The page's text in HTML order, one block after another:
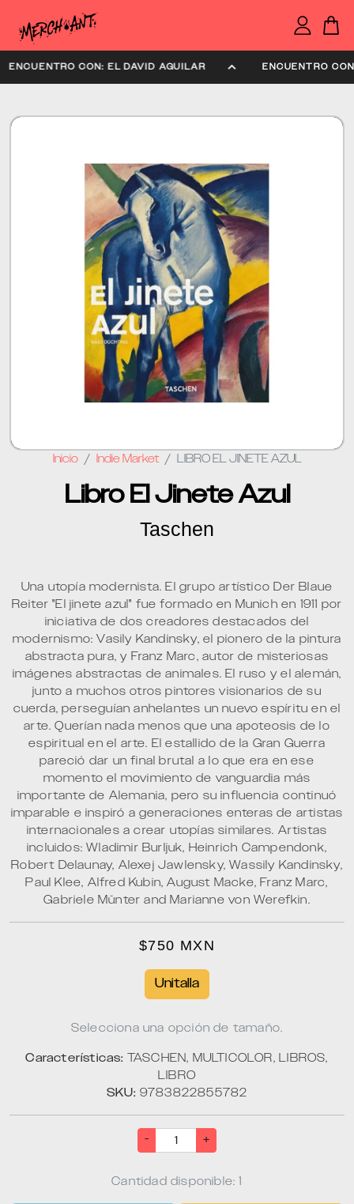
ENCUENTRO CON: EL DAVID AGUILAR ENCUENTRO
Inicio Indie Market LIBRO EL JINETE AZUL
Libro El Jinete Azul
Taschen
Una utopía modernista. El grupo artístico Der Blaue
Reiter "El jinete azul" fue formado en Munich en 1911 por
iniciativa de dos creadores destacados del
modernismo: Vasily Kandinsky, el pionero de la pintura
abstracta pura, y Franz Marc, autor de misteriosas
imágenes abstractas de animales. El ruso y el alemán,
junto a muchos otros pintores visionarios de su
cuerda, perseguían anhelantes un nuevo espíritu en el
arte. Querían nada menos que una apoteosis de lo
espiritual en el arte. El estallido de la Gran Guerra
pareció dar un final brutal a lo que era en ese
momento el movimiento de vanguardia más
importante de Alemania, pero su influencia continuó
imparable e inspiró a generaciones enteras de artistas
internacionales a crear utopías similares. Artistas
incluidos: Wladimir Burljuk, Heinrich Campendonk,
Robert Delaunay, Alexej Jawlensky, Wassily Kandinsky,
Paul Klee, Alfred Kubin, August Macke, Franz Marc,
Gabriele Münter and Marianne von Werefkin.
$750 MXN
Unitalla
Selecciona una opción de tamaño.
Características: TASCHEN, MULTICOLOR, LIBROS,
LIBRO
SKU: 9783822855782
- +
Cantidad disponible: 1